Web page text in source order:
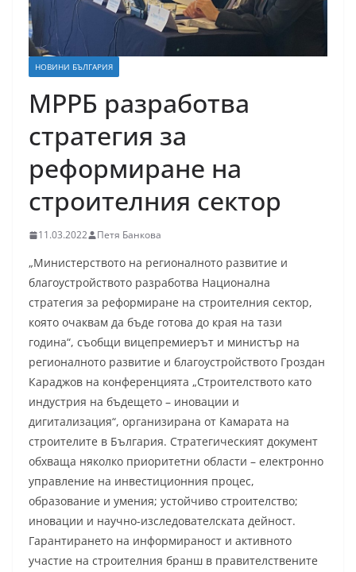
НОВИНИ БЪЛГАРИЯ
МРРБ разработва
стратегия за
реформиране на
строителния сектор
11.03.2022 Петя Банкова
„Министерството на регионалното развитие и
благоустройството разработва Национална
стратегия за реформиране на строителния сектор,
която очаквам да бъде готова до края на тази
година“, съобщи вицепремиерът и министър на
регионалното развитие и благоустройството Гроздан
Караджов на конференцията „Строителството като
индустрия на бъдещето – иновации и
дигитализация“, организирана от Камарата на
строителите в България. Стратегическият документ
обхваща няколко приоритетни области – електронно
управление на инвестиционния процес,
образование и умения; устойчиво строителство;
иновации и научно-изследователската дейност.
Гарантирането на информираност и активното
участие на строителния бранш в правителствените